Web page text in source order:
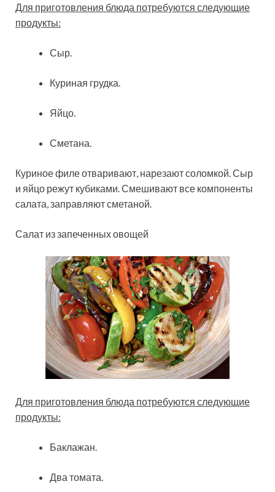
Для приготовления блюда потребуются следующие
продукты:
Сыр.
Куриная грудка.
Яйцо.
Сметана.
Куриное филе отваривают, нарезают соломкой. Сыр
и яйцо режут кубиками. Смешивают все компоненты
салата, заправляют сметаной.
Салат из запеченных овощей
Для приготовления блюда потребуются следующие
продукты:
Баклажан.
Два томата.